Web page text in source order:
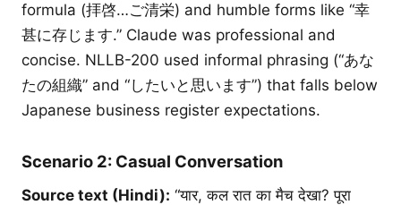
formula (拝啓…ご清栄) and humble forms like “幸
甚に存じます.” Claude was professional and
concise. NLLB-200 used informal phrasing (“あな
たの組織” and “したいと思います”) that falls below
Japanese business register expectations.
Scenario 2: Casual Conversation
Source text (Hindi): “यार, कल रात का मैच देखा? पूरा